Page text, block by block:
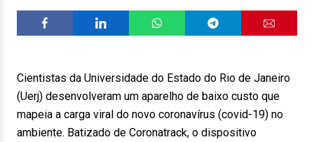
Cientistas da Universidade do Estado do Rio de Janeiro
(Uerj) desenvolveram um aparelho de baixo custo que
mapeia a carga viral do novo coronavírus (covid-19) no
ambiente. Batizado de Coronatrack, o dispositivo